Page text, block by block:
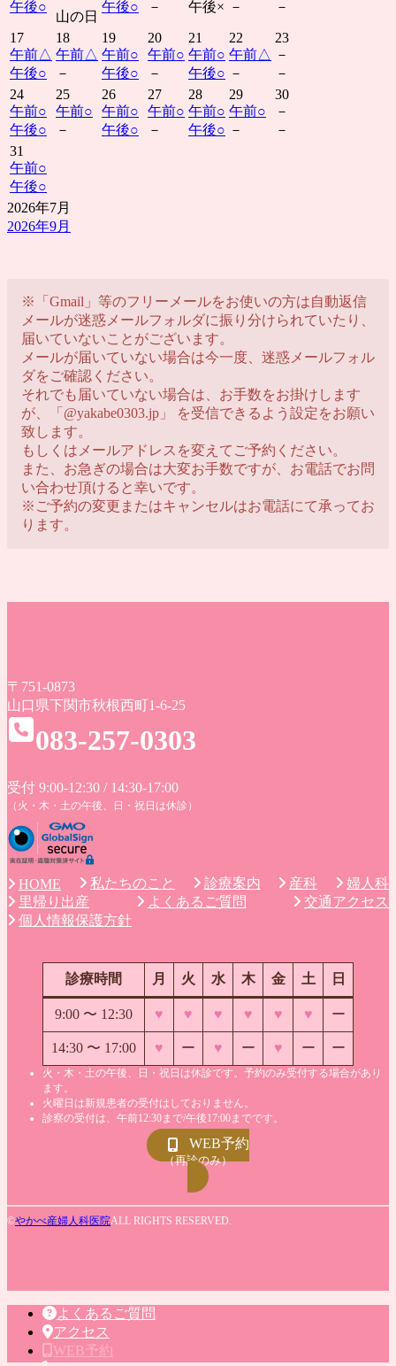
午後○
山の日
午後○
－
午後× －
－
17
午前△
午後○
18
午前△
－
19
午前○
午後○
20
午前○
－
21
午前○
午後○
22
午前△
－
23
－
－
24
午前○
午後○
25
午前○
－
26
午前○
午後○
27
午前○
－
28
午前○
午後○
29
午前○
－
30
－
－
31
午前○
午後○
2026年7月
2026年9月
※「Gmail」等のフリーメールをお使いの方は自動返信
メールが迷惑メールフォルダに振り分けられていたり、
届いていないことがございます。
メールが届いていない場合は今一度、迷惑メールフォル
ダをご確認ください。
それでも届いていない場合は、お手数をお掛けします
が、「@yakabe0303.jp」 を受信できるよう設定をお願い
致します。
もしくはメールアドレスを変えてご予約ください。
また、お急ぎの場合は大変お手数ですが、お電話でお問
い合わせ頂けると幸いです。
※ご予約の変更またはキャンセルはお電話にて承ってお
ります。
〒751-0873
山口県下関市秋根西町1-6-25
083-257-0303
受付 9:00-12:30 / 14:30-17:00
（火・木・土の午後、日・祝日は休診）
HOME 私たちのこと 診療案内 産科
婦人科
里帰り出産
よくあるご質問
交通アクセス
個人情報保護方針
診療時間 月 火 水 木 金 土 日
9:00 〜 12:30 ♥ ♥ ♥ ♥ ♥ ♥ ー
14:30 〜 17:00 ♥ ー ♥ ー ♥ ー ー
火・木・土の午後、日・祝日は休診です。予約のみ受付する場合があり
ます。
火曜日は新規患者の受付はしておりません。
診察の受付は、午前12:30まで/午後17:00までです。
WEB予約
（再診のみ）
©やかべ産婦人科医院ALL RIGHTS RESERVED.
よくあるご質問
アクセス
WEB予約